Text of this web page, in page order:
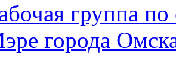
группа
города